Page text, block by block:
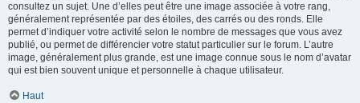
consultez un sujet. Une d’elles peut être une image associée à votre rang,
généralement représentée par des étoiles, des carrés ou des ronds. Elle
permet d’indiquer votre activité selon le nombre de messages que vous avez
publié, ou permet de différencier votre statut particulier sur le forum. L’autre
image, généralement plus grande, est une image connue sous le nom d’avatar
qui est bien souvent unique et personnelle à chaque utilisateur.
Haut